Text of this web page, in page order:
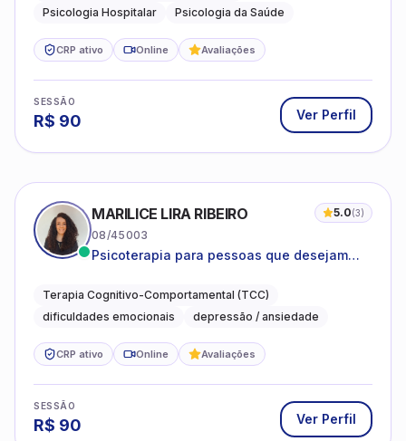
Psicologia Hospitalar
Psicologia da Saúde
CRP ativo Online Avaliações
SESSÃO
R$ 90 Ver Perfil
MARILICE LIRA RIBEIRO 5.0(3)
08/45003
Psicoterapia para pessoas que desejam
dificuldades do dia a dia
Terapia Cognitivo-Comportamental (TCC)
dificuldades emocionais
depressão / ansiedade
CRP ativo Online Avaliações
SESSÃO
R$ 90 Ver Perfil